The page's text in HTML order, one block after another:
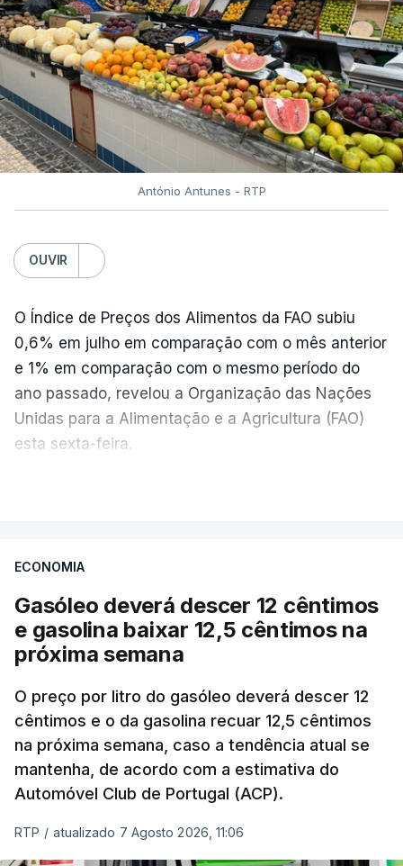
António Antunes - RTP
OUVIR
O Índice de Preços dos Alimentos da FAO subiu
0,6% em julho em comparação com o mês anterior
e 1% em comparação com o mesmo período do
ano passado, revelou a Organização das Nações
Unidas para a Alimentação e a Agricultura (FAO)
esta sexta-feira.
com ondas de calor no Verão e conflitos na
Ucrânia e no Médio Oriente a elevar os
custos das colheitas.
O índice, que acompanha as variações mensais
de um cabaz de produtos alimentares
comercializados internacionalmente, subiu para
131,1 pontos em julho, face aos 130,3 de junho.
O aumento dos preços dos alimentos básicos
nas prateleiras nos meses seguintes, à medida
ECONOMIA
Gasóleo deverá descer 12 cêntimos
e gasolina baixar 12,5 cêntimos na
próxima semana
O preço por litro do gasóleo deverá descer 12
cêntimos e o da gasolina recuar 12,5 cêntimos
na próxima semana, caso a tendência atual se
mantenha, de acordo com a estimativa do
Automóvel Club de Portugal (ACP).
RTP / atualizado 7 Agosto 2026, 11:06